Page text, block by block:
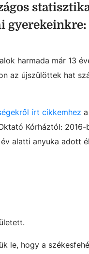
gyerekeinkre:
harmada már 13
az újszülöttek hat
írt cikkemhez
Kórháztól:
alatti anyuka adott
le, hogy a